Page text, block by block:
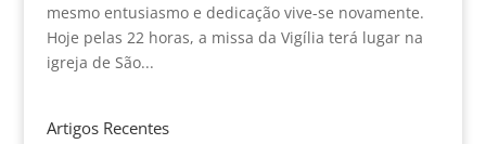
mesmo entusiasmo e dedicação vive-se novamente.
Hoje pelas 22 horas, a missa da Vigília terá lugar na
igreja de São...
Artigos Recentes